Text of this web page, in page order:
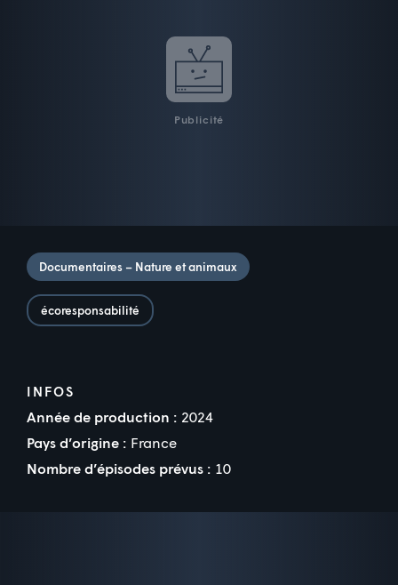
Publicité
Documentaires – Nature et animaux
écoresponsabilité
INFOS
Année de production : 2024
Pays d’origine : France
Nombre d’épisodes prévus : 10